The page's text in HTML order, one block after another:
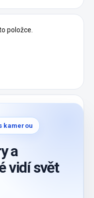
položce.
kamerou
a
vidí svět